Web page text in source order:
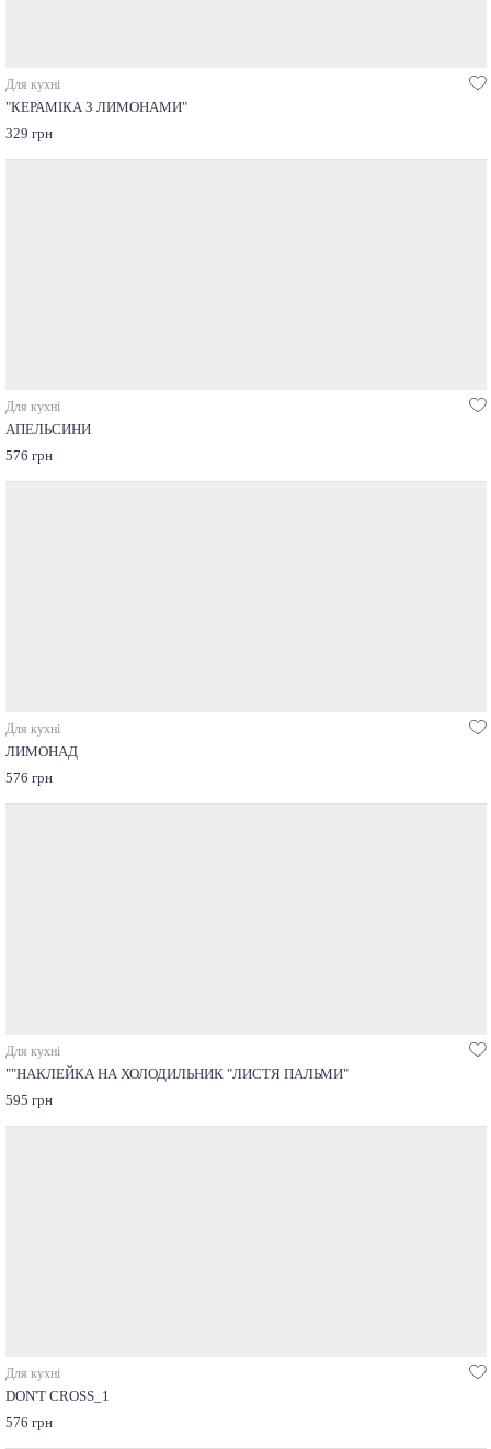
Для кухні
"КЕРАМІКА З ЛИМОНАМИ"
329 грн
Для кухні
АПЕЛЬСИНИ
576 грн
Для кухні
ЛИМОНАД
576 грн
Для кухні
""НАКЛЕЙКА НА ХОЛОДИЛЬНИК "ЛИСТЯ ПАЛЬМИ"
595 грн
Для кухні
DON'T CROSS_1
576 грн